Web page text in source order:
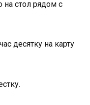
стол рядом с
десятку на карту